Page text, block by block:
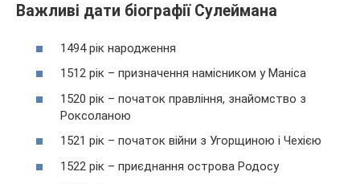
Важливі дати біографії Сулеймана
1494 рік народження
1512 рік – призначення намісником у Маніса
1520 рік – початок правління, знайомство з
Роксоланою
1521 рік – початок війни з Угорщиною і Чехією
1522 рік – приєднання острова Родосу